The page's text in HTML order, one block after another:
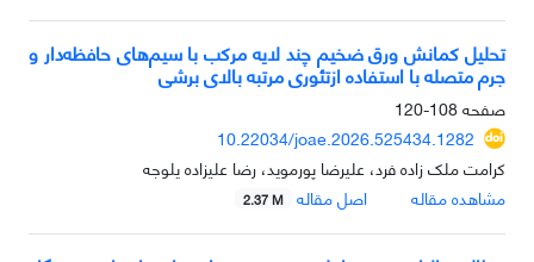
تحلیل کمانش ورق ضخیم چند لایه مرکب با سیم‌های حافظه‌دار و
جرم متصله با استفاده ازتئوری مرتبه بالای برشی
صفحه108-120
10.22034/joae.2026.525434.1282
کرامت ملک زاده فرد، علیرضا پورموید، رضا علیزاده یلوجه
مشاهده مقاله
اصل مقاله 2.37 M